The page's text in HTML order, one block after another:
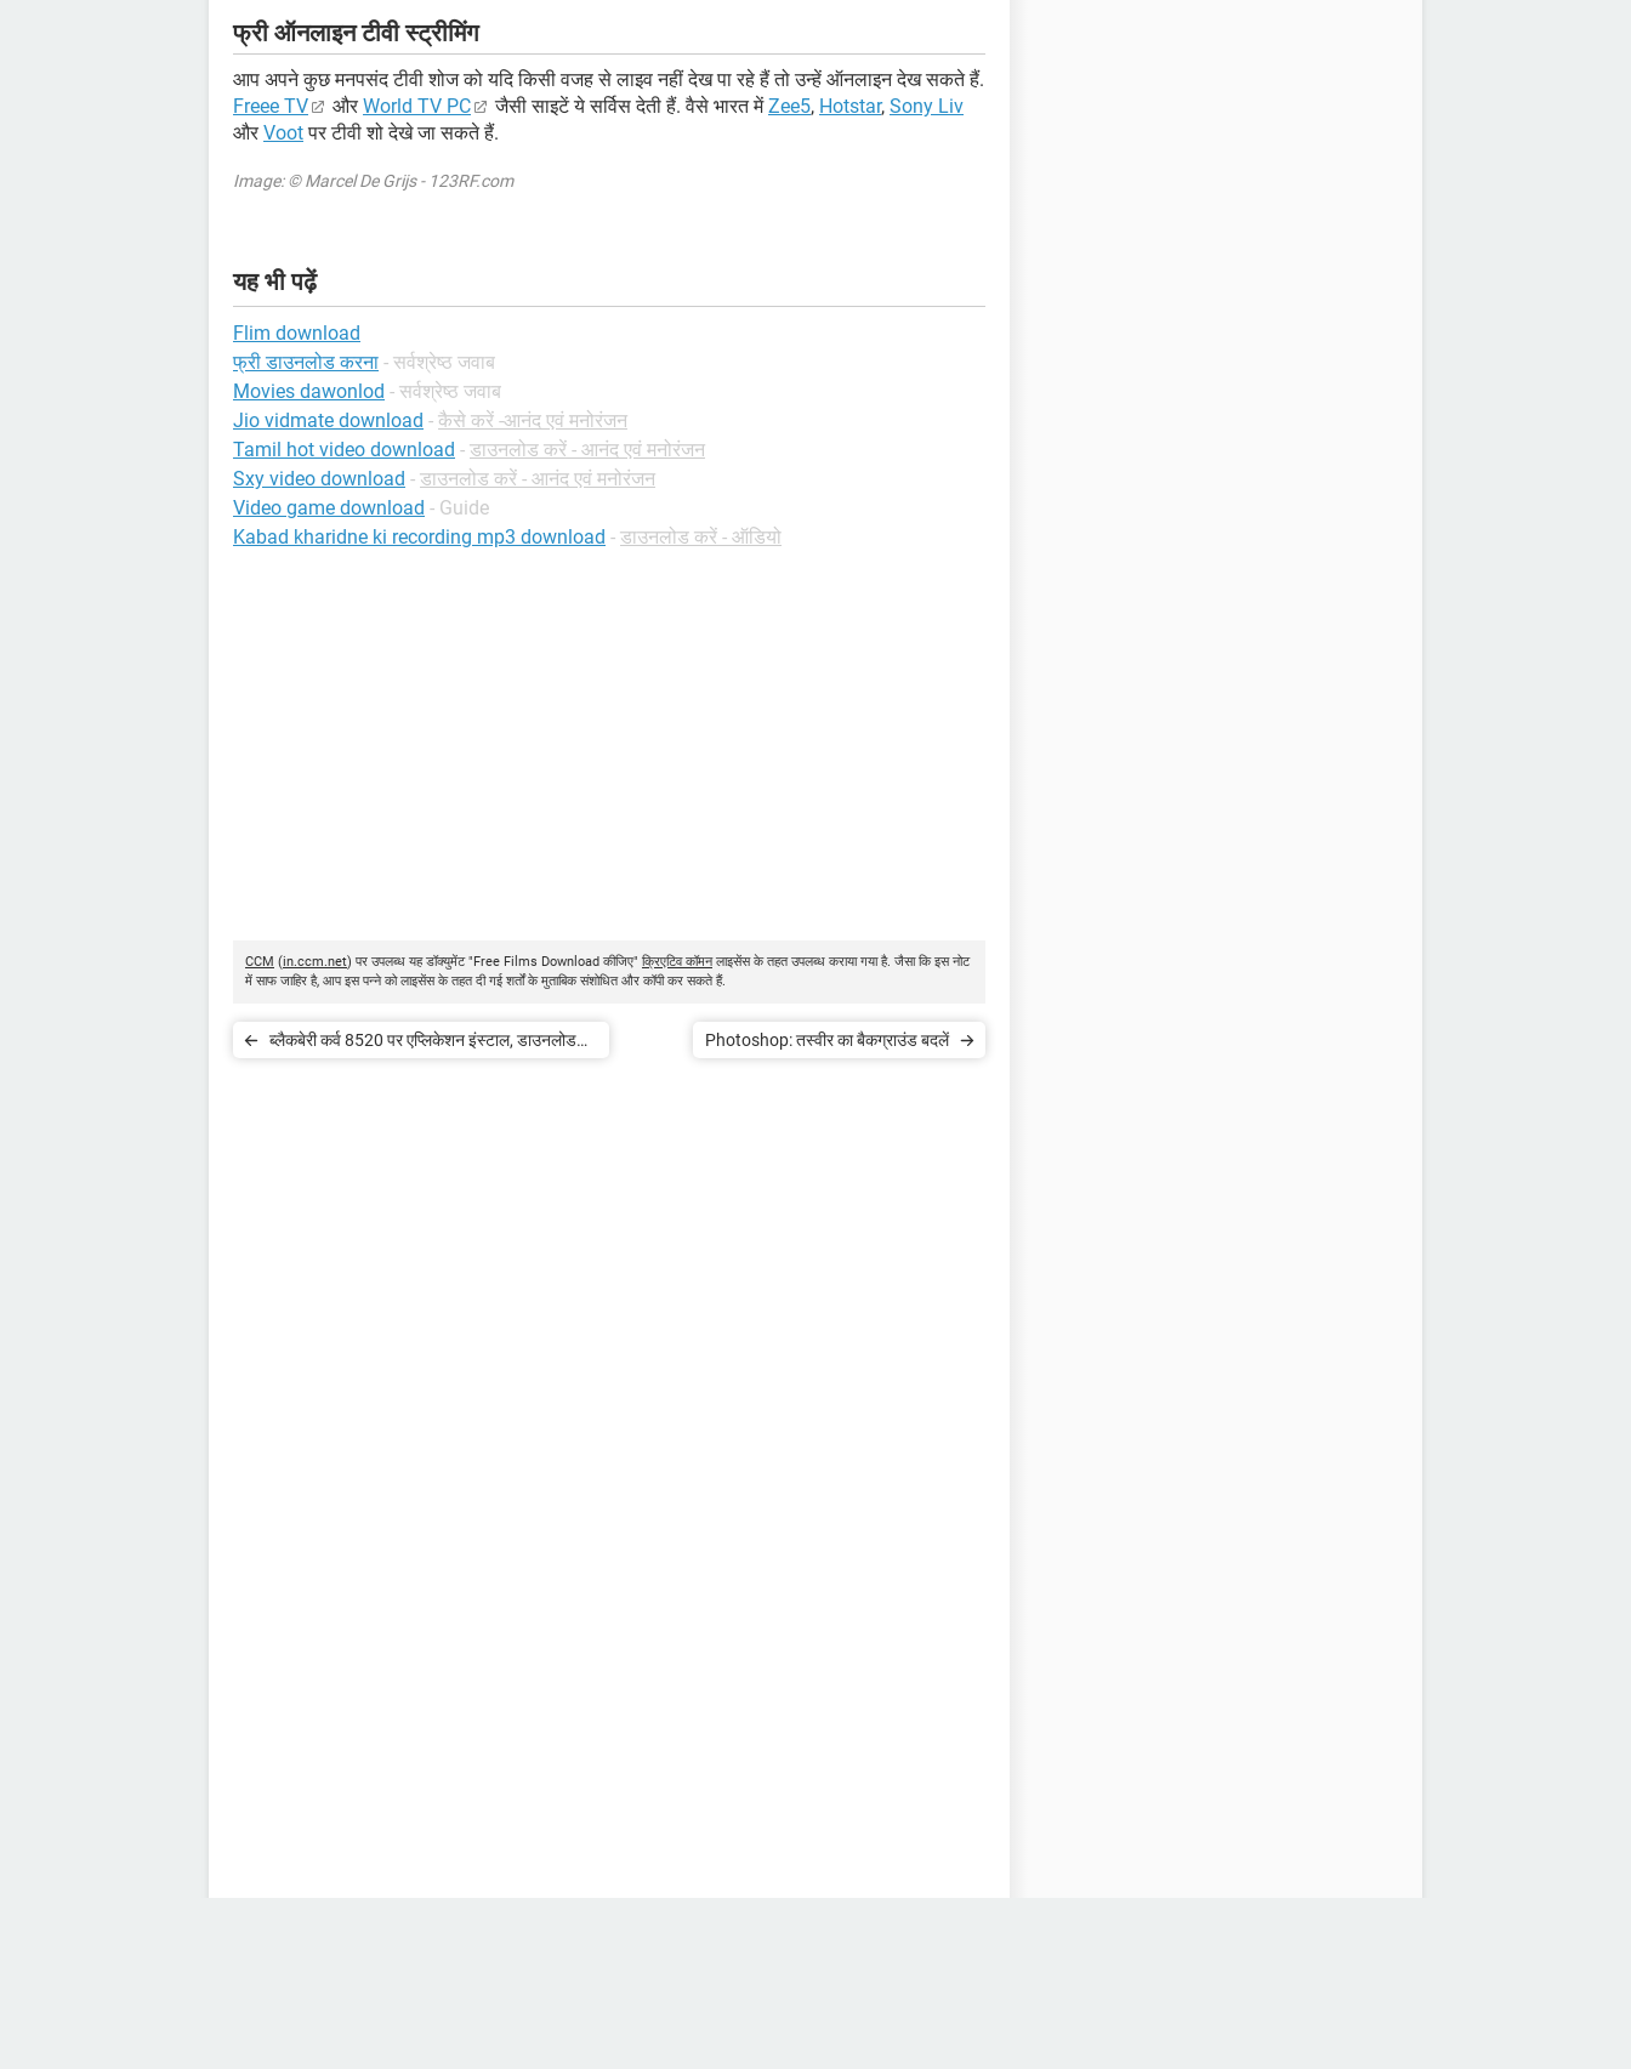
फ्री ऑनलाइन टीवी स्ट्रीमिंग
आप अपने कुछ मनपसंद टीवी शोज को यदि किसी वजह से लाइव नहीं देख पा रहे हैं तो उन्हें ऑनलाइन देख सकते हैं.
Freee TV
और World TV PC जैसी साइटें ये सर्विस देती हैं. वैसे भारत मेंZee5, Hotstar, Sony Liv
और Vootपर टीवी शो देखे जा सकते हैं.
Image: © Marcel De Grijs - 123RF.com
यह भी पढ़ें
Flim download
फ्री डाउनलोड करना - सर्वश्रेष्ठ जवाब
Movies dawonlod - सर्वश्रेष्ठ जवाब
Jio vidmate download - कैसे करें -आनंद एवं मनोरंजन
Tamil hot video download - डाउनलोड करें - आनंद एवं मनोरंजन
Sxy video download - डाउनलोड करें - आनंद एवं मनोरंजन
Video game download - Guide
Kabad kharidne ki recording mp3 download - डाउनलोड करें - ऑडियो
CCM (in.ccm.net) पर उपलब्ध यह डॉक्युमेंट "Free Films Download कीजिए" क्रिएटिव कॉमनलाइसेंस के तहत उपलब्ध कराया गया है. जैसा कि इस नोट
में साफ जाहिर है, आप इस पन्ने को लाइसेंस के तहत दी गई शर्तों के मुताबिक संशोधित और कॉपी कर सकते हैं.
ब्लैकबेरी कर्व 8520 पर एप्लिकेशन इंस्टाल, डाउनलोड
Photoshop: तस्वीर का बैकग्राउंड बदलें